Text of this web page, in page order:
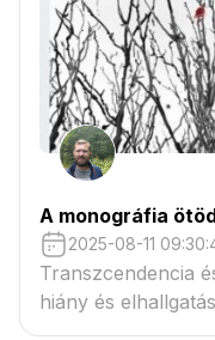
A monográfia
2025-08-11
Transzcendencia
hiány és